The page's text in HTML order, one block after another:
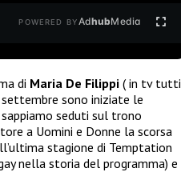
POWERED BYAdhubMedia
di Maria De Filippi ( in tv tutti
settembre sono iniziate le
seduti sul trono
a Uomini e Donne la scorsa
stagione di Temptation
nella storia del programma) e